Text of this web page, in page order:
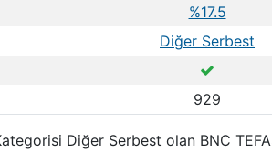
%17.5
Diğer Serbest
929
Diğer Serbest olan BNC